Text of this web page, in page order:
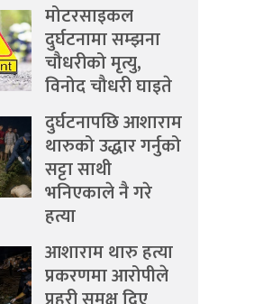
मोटरसाइकल
दुर्घटनामा सम्झना
चौधरीको मृत्यु,
विनोद चौधरी घाइते
दुर्घटनापछि आशाराम
थारुको उद्धार गर्नुको
सट्टा साथी
भनिएकाले नै गरे
हत्या
आशाराम थारु हत्या
प्रकरणमा आरोपीले